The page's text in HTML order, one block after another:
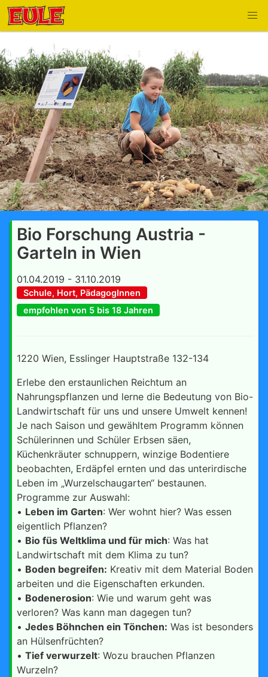
Bio Forschung Austria -
Garteln in Wien
01.04.2019 - 31.10.2019
Schule, Hort, PädagogInnen
empfohlen von 5 bis 18 Jahren
1220 Wien, Esslinger Hauptstraße 132-134
Erlebe den erstaunlichen Reichtum an
Nahrungspflanzen und lerne die Bedeutung von Bio-
Landwirtschaft für uns und unsere Umwelt kennen!
Je nach Saison und gewähltem Programm können
Schülerinnen und Schüler Erbsen säen,
Küchenkräuter schnuppern, winzige Bodentiere
beobachten, Erdäpfel ernten und das unterirdische
Leben im „Wurzelschaugarten“ bestaunen.
Programme zur Auswahl:
• Leben im Garten: Wer wohnt hier? Was essen
eigentlich Pflanzen?
• Bio füs Weltklima und für mich: Was hat
Landwirtschaft mit dem Klima zu tun?
• Boden begreifen: Kreativ mit dem Material Boden
arbeiten und die Eigenschaften erkunden.
• Bodenerosion: Wie und warum geht was
verloren? Was kann man dagegen tun?
• Jedes Böhnchen ein Tönchen: Was ist besonders
an Hülsenfrüchten?
• Tief verwurzelt: Wozu brauchen Pflanzen
Wurzeln?